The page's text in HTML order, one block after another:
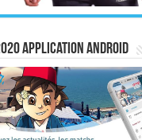
Application Android